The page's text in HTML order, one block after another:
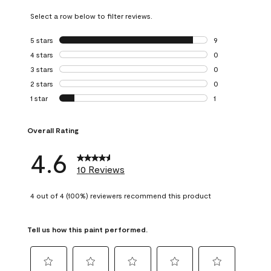
Select a row below to filter reviews.
5 stars stars
9
9 reviews with 5
4 stars stars
0
0 reviews with 4
3 stars stars
0
0 reviews with 3
2 stars stars
0
0 reviews with 2
1 star stars
1
Overall Rating
4.6 10 Reviews
4 out of 4 (100%) reviewers recommend this product
Tell us how this paint performed.